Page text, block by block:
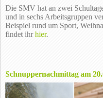
Die SMV hat an zwei
und in sechs Arbeitsgruppen
Beispiel rund um Sport,
findet ihrhier.
Schnuppernachmittag am